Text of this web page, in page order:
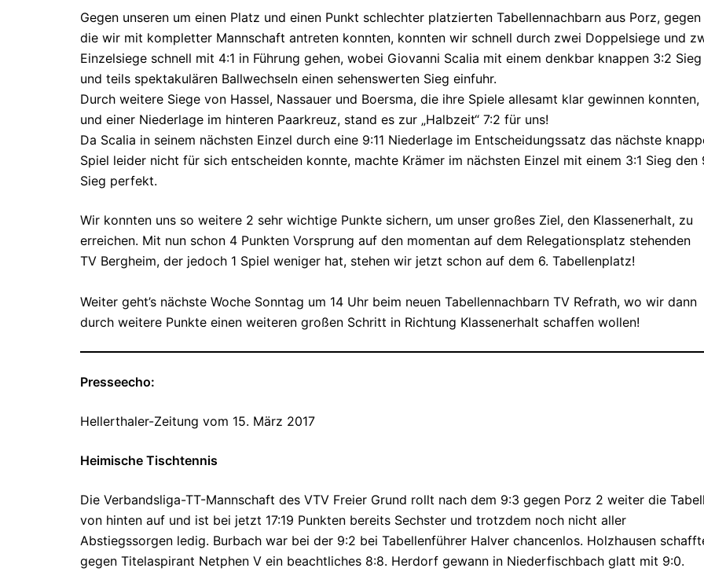
Gegen unseren um einen Platz und einen Punkt schlechter platzierten Tabellennachbarn aus Porz, gegen
die wir mit kompletter Mannschaft antreten konnten, konnten wir schnell durch zwei Doppelsiege und
Einzelsiege schnell mit 4:1 in Führung gehen, wobei Giovanni Scalia mit einem denkbar knappen 3:2 Sieg
und teils spektakulären Ballwechseln einen sehenswerten Sieg einfuhr.
Durch weitere Siege von Hassel, Nassauer und Boersma, die ihre Spiele allesamt klar gewinnen konnten,
und einer Niederlage im hinteren Paarkreuz, stand es zur „Halbzeit“ 7:2 für uns!
Da Scalia in seinem nächsten Einzel durch eine 9:11 Niederlage im Entscheidungssatz das nächste
Spiel leider nicht für sich entscheiden konnte, machte Krämer im nächsten Einzel mit einem 3:1 Sieg den
Sieg perfekt.
Wir konnten uns so weitere 2 sehr wichtige Punkte sichern, um unser großes Ziel, den Klassenerhalt, zu
erreichen. Mit nun schon 4 Punkten Vorsprung auf den momentan auf dem Relegationsplatz stehenden
TV Bergheim, der jedoch 1 Spiel weniger hat, stehen wir jetzt schon auf dem 6. Tabellenplatz!
Weiter geht’s nächste Woche Sonntag um 14 Uhr beim neuen Tabellennachbarn TV Refrath, wo wir dann
durch weitere Punkte einen weiteren großen Schritt in Richtung Klassenerhalt schaffen wollen!
Presseecho:
Hellerthaler-Zeitung vom 15. März 2017
Heimische Tischtennis
Die Verbandsliga-TT-Mannschaft des VTV Freier Grund rollt nach dem 9:3 gegen Porz 2 weiter die
von hinten auf und ist bei jetzt 17:19 Punkten bereits Sechster und trotzdem noch nicht aller
Abstiegssorgen ledig. Burbach war bei der 9:2 bei Tabellenführer Halver chancenlos. Holzhausen
gegen Titelaspirant Netphen V ein beachtliches 8:8. Herdorf gewann in Niederfischbach glatt mit 9:0.